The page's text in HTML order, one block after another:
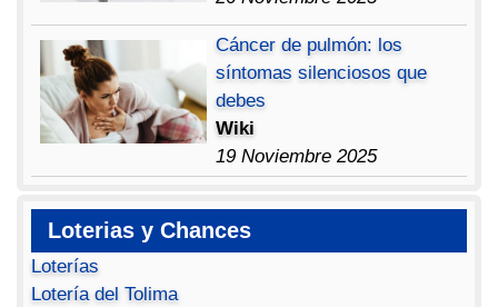
Cáncer de pulmón: los
síntomas silenciosos que
debes
Wiki
19 Noviembre 2025
Loterias y Chances
Loterías
Lotería del Tolima